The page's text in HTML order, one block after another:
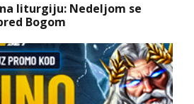
liturgiju: Nedeljom se
Bogom